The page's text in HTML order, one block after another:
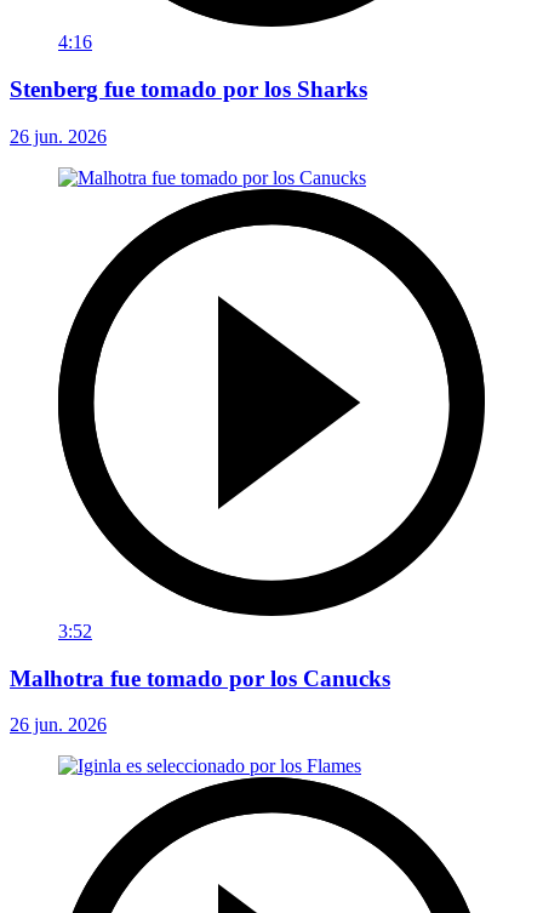
4:16
Stenberg fue tomado por los Sharks
26 jun. 2026
3:52
Malhotra fue tomado por los Canucks
26 jun. 2026